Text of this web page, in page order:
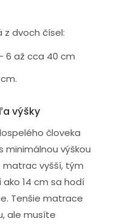
z dvoch čísel:
6 až cca 40 cm
výšky
človeka
výškou
matrac vyšší, tým
14 cm sa hodí
Tenšie matrace
ale musíte